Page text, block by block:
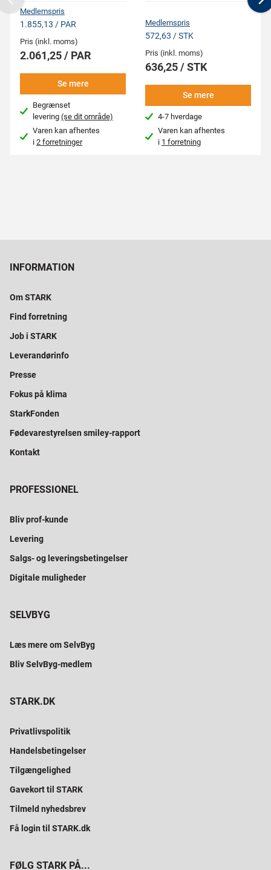
Medlemspris
1.855,13 / PAR
Pris (inkl. moms)
2.061,25 / PAR
Se mere
Begrænset
levering(se dit område)
Varen kan afhentes
i2 forretninger
Medlemspris
572,63 / STK
Pris (inkl. moms)
636,25 / STK
Se mere
4-7 hverdage
Varen kan afhentes
i 1 forretning
Previous
INFORMATION
Om STARK
Find forretning
Job i STARK
Leverandørinfo
Presse
Fokus på klima
StarkFonden
Fødevarestyrelsen smiley-rapport
Kontakt
PROFESSIONEL
Bliv prof-kunde
Levering
Salgs- og leveringsbetingelser
Digitale muligheder
SELVBYG
Læs mere om SelvByg
Bliv SelvByg-medlem
STARK.DK
Privatlivspolitik
Handelsbetingelser
Tilgængelighed
Gavekort til STARK
Tilmeld nyhedsbrev
Få login til STARK.dk
FØLG STARK PÅ...